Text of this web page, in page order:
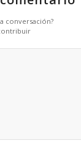
conversación?